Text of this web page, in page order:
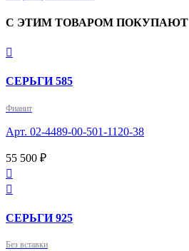
С ЭТИМ ТОВАРОМ ПОКУПАЮТ

СЕРЬГИ 585
Фианит
Арт. 02-4489-00-501-1120-38
55 500 ₽


СЕРЬГИ 925
Без вставки